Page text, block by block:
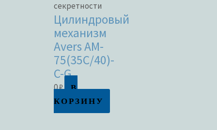
секретности
Цилиндровый
механизм
Avers AM-
75(35C/40)-
C-G
0₽
В
КОРЗИНУ